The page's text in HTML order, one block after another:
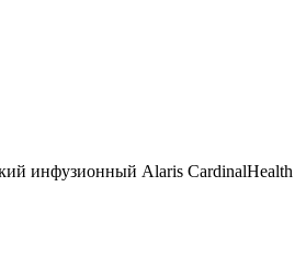
инфузионный Alaris CardinalHealth